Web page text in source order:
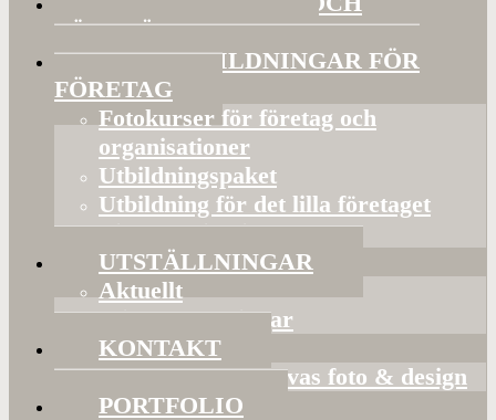
FÖRELÄSNINGAR
FOTOUTBILDNINGAR FÖR
FÖRETAG
Fotokurser för företag och
organisationer
Utbildningspaket
Utbildning för det lilla företaget
Bildorganisering
UTSTÄLLNINGAR
Aktuellt
Mina utställningar
KONTAKT
Presentkort hos Evas foto & design
PORTFOLIO